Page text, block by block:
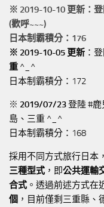
※ 2019-10-10 更新：登
(歡呼~~~)
日本制霸積分：176
※ 2019-10-05 更新 ：
重 ^_^
日本制霸積分：172
※ 2019/07/23登陸 #
島、三重 ^_^
日本制霸積分：168
採用不同方式旅行日本
三種型式 ，即公共運輸
合式 。透過前述方式在
個 ，目前僅剩三重縣、